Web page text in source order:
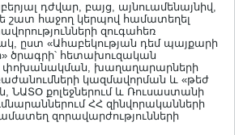
դժվար, բայց, այնուամենայնիվ,
շատ հաջող կերպով համատեղել
զուգահեռ
ըստ «Ահաբեկության դեմ պայքարի
ծրագրի՝ հետախուզական
փոխանակման, խաղաղարարների
կազմավորման և «թեժ
ՆԱՏՕ քոլեջներում և Ռուսաստանի
ՀՀ զինվորականների
զորավարժությունների